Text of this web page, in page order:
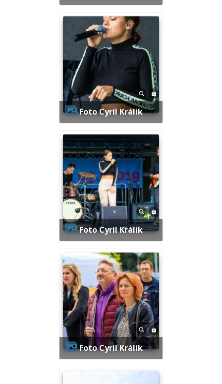
Foto Cyril Králik
Foto Cyril Králik
Foto Cyril Králik